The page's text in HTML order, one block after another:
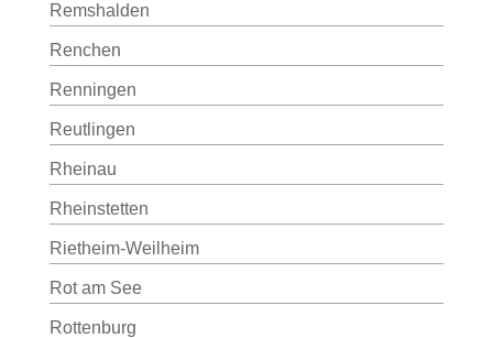
Remshalden
Renchen
Renningen
Reutlingen
Rheinau
Rheinstetten
Rietheim-Weilheim
Rot am See
Rottenburg